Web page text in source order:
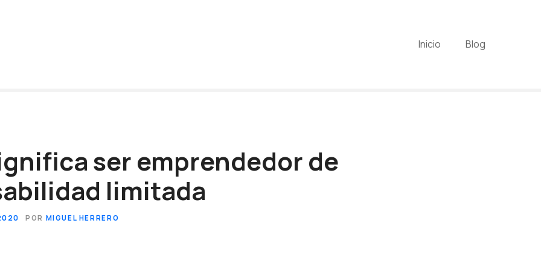
Inicio Blog
ser emprendedor de
limitada
POR MIGUEL HERRERO